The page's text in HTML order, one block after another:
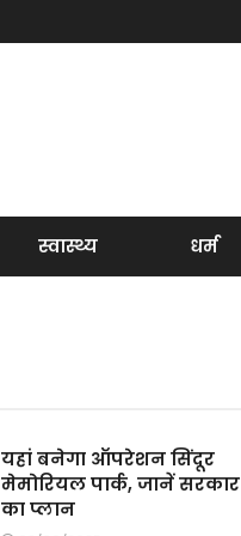
स्वास्थ्य धर्म
यहां बनेगा ऑपरेशन सिंदूर
मेमोरियल पार्क, जानें सरकार
का प्लान